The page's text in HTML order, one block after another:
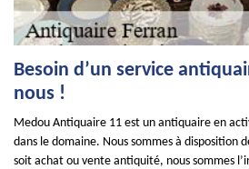
Besoin d’un service
nous !
Medou Antiquaire 11 est un antiquaire en
dans le domaine. Nous sommes à disposition
soit achat ou vente antiquité, nous sommes